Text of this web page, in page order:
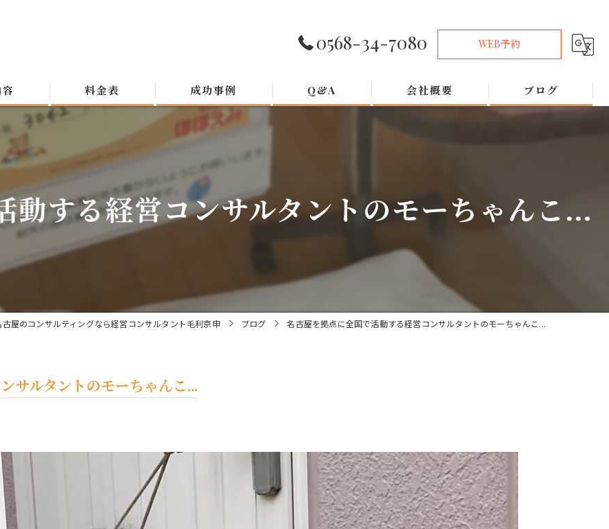
0568-34-7080 WEB予約
料金表 成功事例 Q&A 会社概要 ブログ
動する経営コンサルタントのモーちゃんこ...
古屋のコンサルティングなら経営コンサルタント毛利京申 ブログ 名古屋を拠点に全国で活動する経営コンサルタントのモーちゃんこ...
サルタントのモーちゃんこ...